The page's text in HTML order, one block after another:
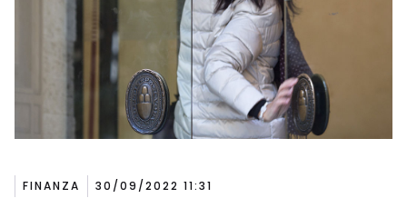
FINANZA 30/09/2022 11:31